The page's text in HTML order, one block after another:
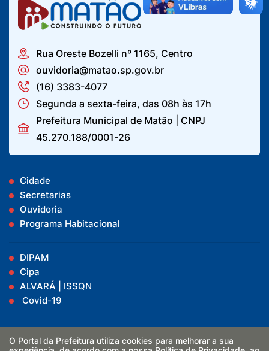
Rua Oreste Bozelli nº 1165, Centro
ouvidoria@matao.sp.gov.br
(16) 3383-4077
Segunda a sexta-feira, das 08h às 17h
Prefeitura Municipal de Matão | CNPJ
45.270.188/0001-26
Cidade
Secretarias
Ouvidoria
Programa Habitacional
DIPAM
Cipa
ALVARÁ | ISSQN
Covid-19
Boletins
O Portal da Prefeitura utiliza cookies para melhorar a sua